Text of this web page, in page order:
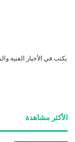
يكتب في الأخبار الفنية
الأكثر مشاهدة